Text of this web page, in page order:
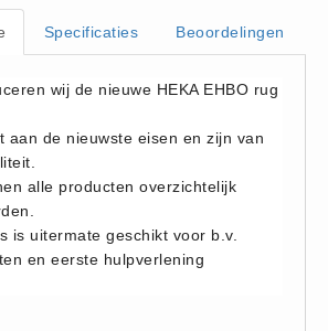
Specificaties Beoordelingen
wij de nieuwe HEKA EHBO rug
aan de nieuwste eisen en zijn van
alle producten overzichtelijk
is uitermate geschikt voor b.v.
en eerste hulpverlening